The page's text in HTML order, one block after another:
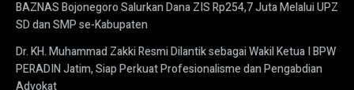
BAZNAS Bojonegoro Salurkan Dana ZIS Rp254,7 Juta Melalui UPZ
SD dan SMP se-Kabupaten
Dr. KH. Muhammad Zakki Resmi Dilantik sebagai Wakil Ketua I BPW
PERADIN Jatim, Siap Perkuat Profesionalisme dan Pengabdian
Advokat